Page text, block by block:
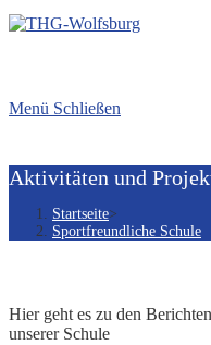
Menü Schließen
Aktivitäten und
Startseite>
Sportfreundliche Schule
Hier geht es zu den
unserer Schule